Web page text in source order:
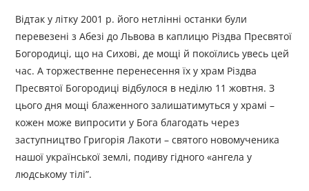
Відтак у літку 2001 р. його нетлінні останки були
перевезені з Абезі до Львова в каплицю Різдва Пресвятої
Богородиці, що на Сихові, де мощі й покоїлись увесь цей
час. А торжественне перенесення їх у храм Різдва
Пресвятої Богородиці відбулося в неділю 11 жовтня. З
цього дня мощі блаженного залишатимуться у храмі –
кожен може випросити у Бога благодать через
заступництво Григорія Лакоти – святого новомученика
нашої української землі, подиву гідного «ангела у
людському тілі”.